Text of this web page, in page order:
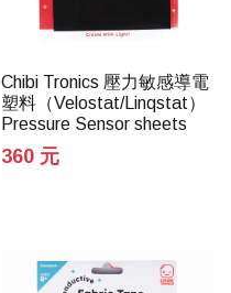
Chibi Tronics 壓力敏感導電
塑料（Velostat/Linqstat）
Pressure Sensor sheets
360 元